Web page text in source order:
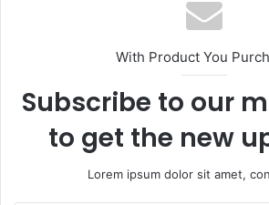
With Product You
Subscribe to our
to get the new
Lorem ipsum dolor sit amet,